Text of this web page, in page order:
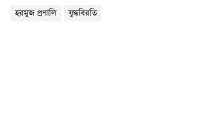
হরমুজ প্রণালি যুদ্ধবিরতি